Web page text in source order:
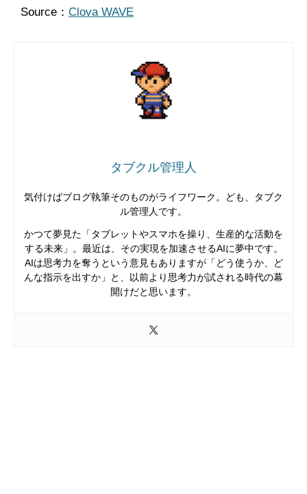
Source： Clova WAVE
タブクル管理人
気付けばブログ執筆そのものがライフワーク。ども、タブク
ル管理人です。
かつて夢見た「タブレットやスマホを操り、生産的な活動を
する未来」。最近は、その実現を加速させるAIに夢中です。
AIは思考力を奪うという意見もありますが「どう使うか、ど
んな指示を出すか」と、以前より思考力が試される時代の幕
開けだと思います。